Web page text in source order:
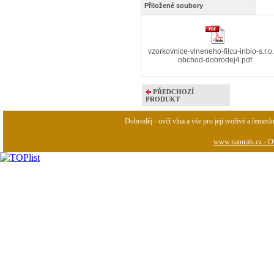
Přiložené soubory
vzorkovnice-vlneneho-filcu-inbio-
obchod-dobrodej4.pdf
PŘEDCHOZÍ
PRODUKT
Dobroděj - ovčí vlna a vše pro její tvořivé a
www.naturals.cz -